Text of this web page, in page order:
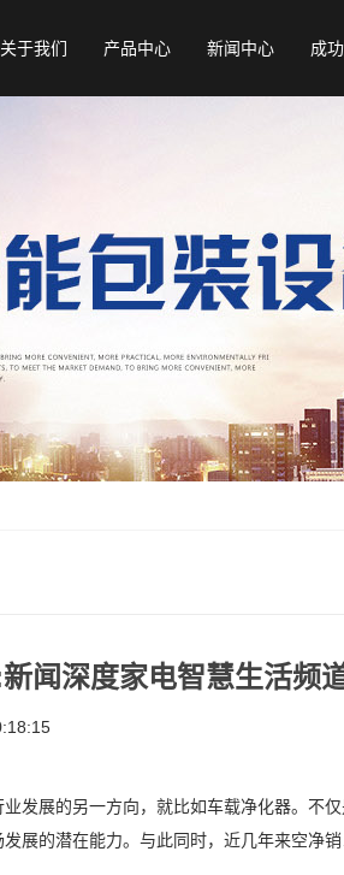
关于我们 产品中心 新闻中心 成
闻深度家电智慧生活频
展的另一方向，就比如车载净化器。不仅
展的潜在能力。与此同时，近几年来空净销